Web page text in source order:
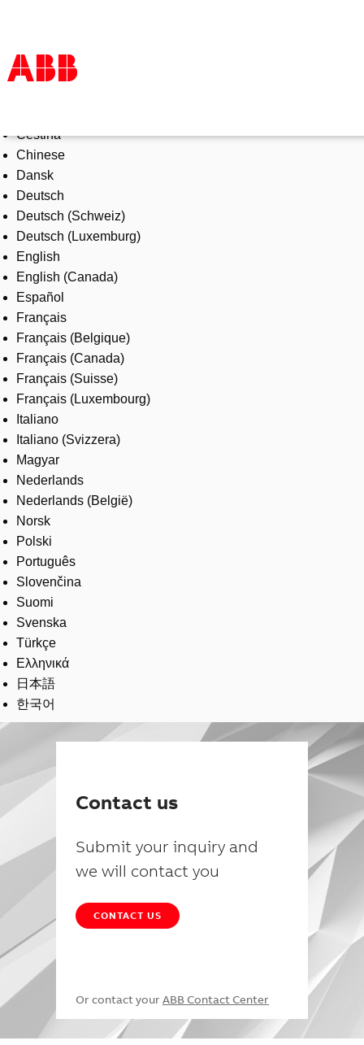
Products & Solutions
Industries
Services
About us
Where to buy
Contact us
Careers
Čeština
Chinese
Dansk
Deutsch
Deutsch (Schweiz)
Deutsch (Luxemburg)
English
English (Canada)
Español
Français
Français (Belgique)
Français (Canada)
Français (Suisse)
Français (Luxembourg)
Italiano
Italiano (Svizzera)
Magyar
Nederlands
Nederlands (België)
Norsk
Polski
Português
Slovenčina
Suomi
Svenska
Türkçe
Ελληνικά
日本語
한국어
Contact us
Submit your inquiry and
we will contact you
CONTACT US
Or contact your ABB Contact Center